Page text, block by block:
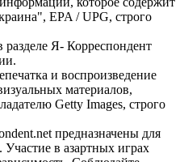
EPA / UPG, строго
Я- Корреспондент
и воспроизведение
материалов,
Getty Images, строго
предназначены для
в азартных играх